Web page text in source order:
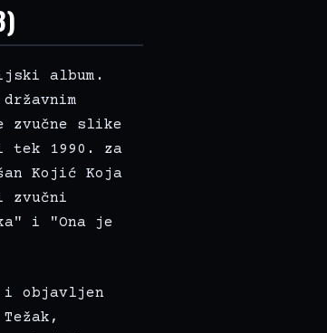
album.
zvučne slike
1990. za
Kojić Koja
zvučni
i "Ona je
i objavljen